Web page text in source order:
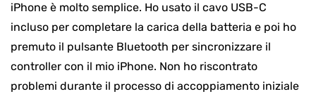
iPhone è molto semplice. Ho usato il cavo USB-C
incluso per completare la carica della batteria e poi ho
premuto il pulsante Bluetooth per sincronizzare il
controller con il mio iPhone. Non ho riscontrato
problemi durante il processo di accoppiamento iniziale